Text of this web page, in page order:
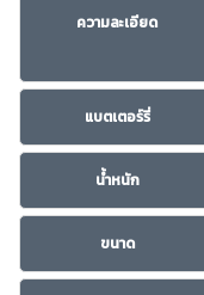
ความละเอียด
แบตเตอร์รี่
น้ำหนัก
ขนาด